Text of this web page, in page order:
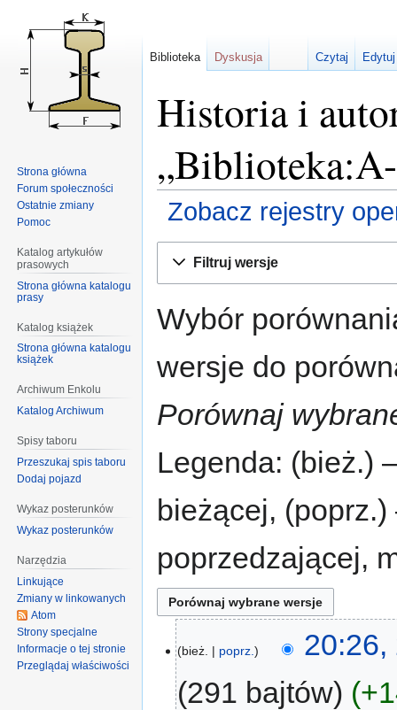
Historia i
Zobacz rejestry
Filtruj wersje
Wybór
wersje do
Porównaj
Legenda: (bież.)
bieżącej,
poprzedzającej,
bież. poprz.
20:26,
291 bajtów
Biblioteka Dyskusja Czytaj
Strona główna
Forum społeczności
Ostatnie zmiany
Pomoc
Katalog artykułów
prasowych
Strona główna katalogu
prasy
Katalog książek
Strona główna katalogu
książek
Archiwum Enkolu
Katalog Archiwum
Spisy taboru
Przeszukaj spis taboru
Dodaj pojazd
Wykaz posterunków
Wykaz posterunków
Narzędzia
Linkujące
Zmiany w linkowanych
Atom
Strony specjalne
Informacje o tej stronie
Przeglądaj właściwości